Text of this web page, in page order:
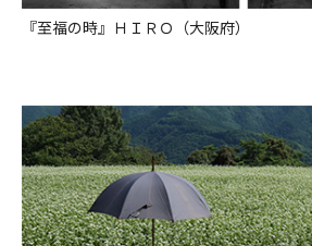
『至福の時』ＨＩＲＯ（大阪府）